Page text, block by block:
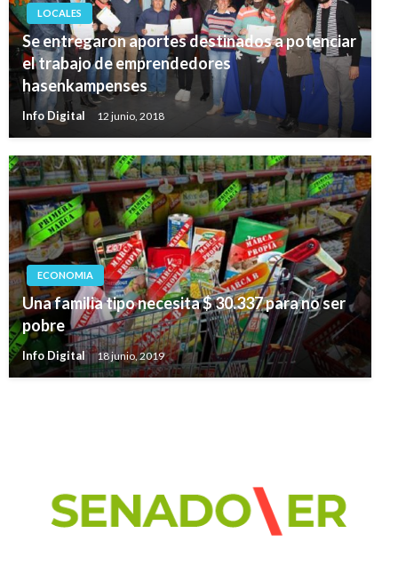
LOCALES
Se entregaron aportes destinados a potenciar
el trabajo de emprendedores
hasenkampenses
Info Digital 12 junio, 2018
ECONOMIA
Una familia tipo necesita $ 30.337 para no ser
pobre
Info Digital 18 junio, 2019